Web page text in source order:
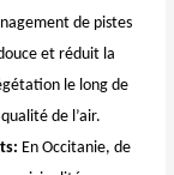
de pistes
et réduit la
le long de
de l’air.
En Occitanie, de